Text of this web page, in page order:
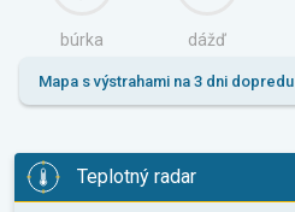
búrka dážď
Mapa s výstrahami na 3 dni dopredu
Teplotný radar